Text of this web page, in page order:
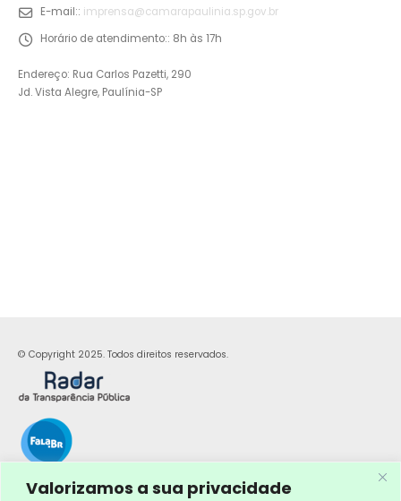
Valorizamos a sua privacidade
E-mail:: imprensa@camarapaulinia.sp.gov.br
Horário de atendimento:: 8h às 17h
Endereço: Rua Carlos Pazetti, 290
Jd. Vista Alegre, Paulínia-SP
© Copyright 2025. Todos direitos reservados.